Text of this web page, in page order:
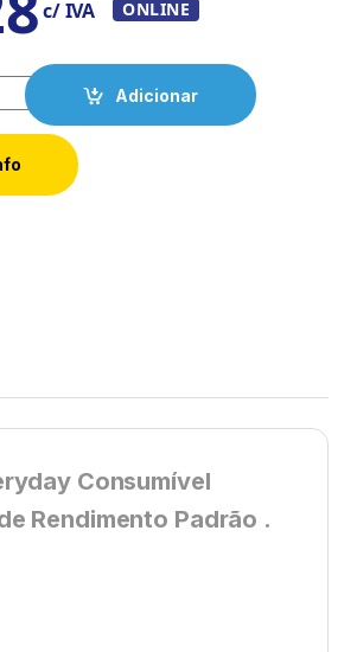
c/ IVA ONLINE
Adicionar
Consumível
Rendimento Padrão .